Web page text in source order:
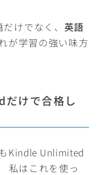
けでなく、 英語
が学習の強い味方
けで合格し
Kindle Unlimited
私はこれを使っ